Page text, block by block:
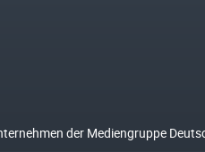
der Mediengruppe